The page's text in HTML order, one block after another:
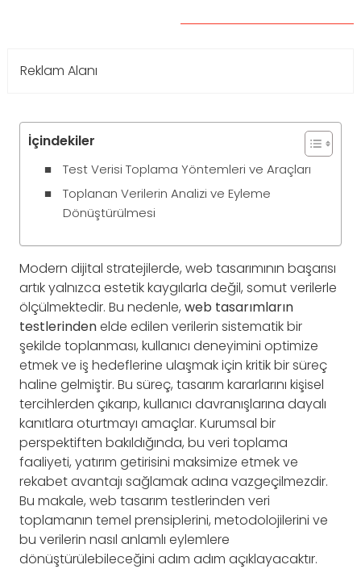
Reklam Alanı
İçindekiler
Test Verisi Toplama Yöntemleri ve Araçları
Toplanan Verilerin Analizi ve Eyleme
Dönüştürülmesi
Modern dijital stratejilerde, web tasarımının başarısı
artık yalnızca estetik kaygılarla değil, somut verilerle
ölçülmektedir. Bu nedenle, web tasarımların
testlerindenelde edilen verilerin sistematik bir
şekilde toplanması, kullanıcı deneyimini optimize
etmek ve iş hedeflerine ulaşmak için kritik bir süreç
haline gelmiştir. Bu süreç, tasarım kararlarını kişisel
tercihlerden çıkarıp, kullanıcı davranışlarına dayalı
kanıtlara oturtmayı amaçlar. Kurumsal bir
perspektiften bakıldığında, bu veri toplama
faaliyeti, yatırım getirisini maksimize etmek ve
rekabet avantajı sağlamak adına vazgeçilmezdir.
Bu makale, web tasarım testlerinden veri
toplamanın temel prensiplerini, metodolojilerini ve
bu verilerin nasıl anlamlı eylemlere
dönüştürülebileceğini adım adım açıklayacaktır.